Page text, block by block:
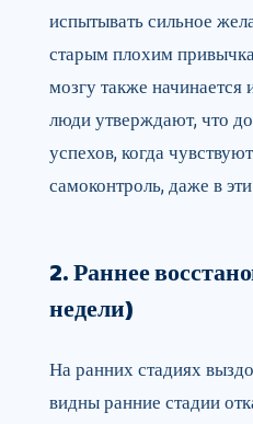
испытывать сильное
старым плохим
мозгу также начинается
люди утверждают, что
успехов, когда
самоконтроль, даже в
2. Раннее
недели)
На ранних стадиях
видны ранние стадии